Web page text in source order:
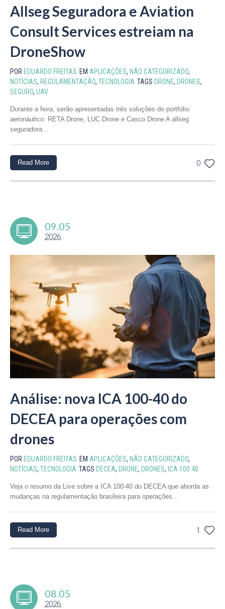
Allseg Seguradora e Aviation
Consult Services estreiam na
DroneShow
POR EDUARDO FREITAS EM APLICAÇÕES, NÃO CATEGORIZADO,
NOTÍCIAS, REGULAMENTAÇÃO, TECNOLOGIA TAGS DRONE, DRONES,
SEGURO, UAV
Durante a feira, serão apresentadas três soluções do portfólio
aeronáutico: RETA Drone, LUC Drone e Casco Drone A allseg
seguradora...
0
Read More
09.05
2026
Análise: nova ICA 100-40 do
DECEA para operações com
drones
POR EDUARDO FREITAS EM APLICAÇÕES, NÃO CATEGORIZADO,
NOTÍCIAS, TECNOLOGIA TAGS DECEA, DRONE, DRONES, ICA 100 40
Veja o resumo da Live sobre a ICA 100-40 do DECEA que aborda as
mudanças na regulamentação brasileira para operações...
1
Read More
08.05
2026